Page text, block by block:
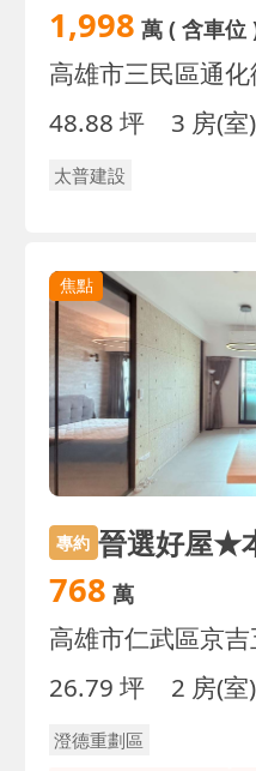
1,998 萬( 含車位
高雄市三民區通
48.88 坪 3 房(室)
太普建設
焦點
專約
768 萬
高雄市仁武區京
26.79 坪 2 房(室)
澄德重劃區